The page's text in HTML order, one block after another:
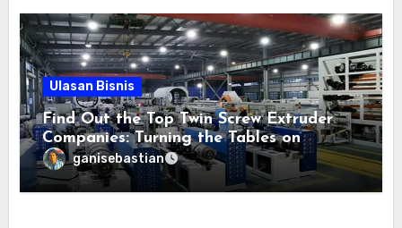
Ulasan Bisnis
Find Out the Top Twin Screw Extruder
Companies: Turning the Tables on
Extruder Engineering
ganisebastian